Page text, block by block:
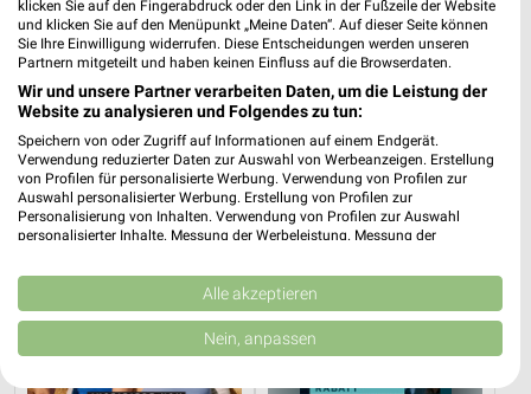
0,5 km
Alpaka cleaning collection
Gültig bis Di. 01.09.
0,5 km
Einfach draußen kochen
Gültig bis Di. 18.08.
Tchibo Tchibo
klicken Sie auf den Fingerabdruck oder den Link in der Fußzeile der Website
und klicken Sie auf den Menüpunkt „Meine Daten“. Auf dieser Seite können
Sie Ihre Einwilligung widerrufen. Diese Entscheidungen werden unseren
Partnern mitgeteilt und haben keinen Einfluss auf die Browserdaten.
Wir und unsere Partner verarbeiten Daten, um die Leistung der
Website zu analysieren und Folgendes zu tun:
Speichern von oder Zugriff auf Informationen auf einem Endgerät.
Verwendung reduzierter Daten zur Auswahl von Werbeanzeigen. Erstellung
von Profilen für personalisierte Werbung. Verwendung von Profilen zur
Auswahl personalisierter Werbung. Erstellung von Profilen zur
Personalisierung von Inhalten. Verwendung von Profilen zur Auswahl
personalisierter Inhalte. Messung der Werbeleistung. Messung der
Kombinationen von Daten aus verschiedenen Quellen. Entwicklung und
Verbesserung der Angebote. Verwendung reduzierter Daten zur Auswahl
von Inhalten.
Daten können außerhalb der Europäischen Union weitergegeben und in die
USA gesendet werden.
Alle akzeptieren
Nein, anpassen